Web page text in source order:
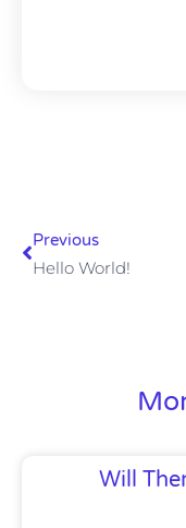
Previous
Hello World!
Will